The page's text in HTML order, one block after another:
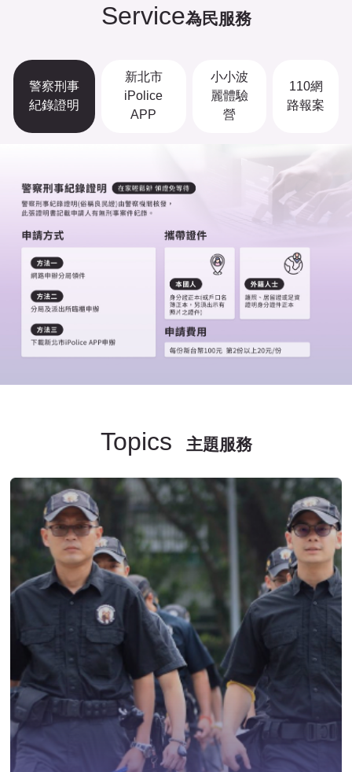
Service為民服務
警察刑事
紀錄證明
新北市
iPolice
APP
小小波
麗體驗
營
110網
路報案
Topics 主題服務